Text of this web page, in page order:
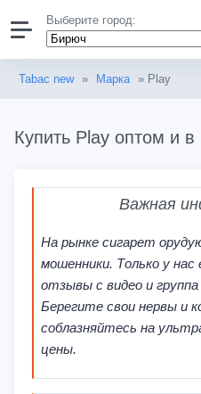
Выберите город:
Tabac new » Марка » Play
Купить Play оптом и
Важная
На рынке сигарет
мошенники. Только у
отзывы с видео и
Берегите свои нервы и
соблазняйтесь на
цены.